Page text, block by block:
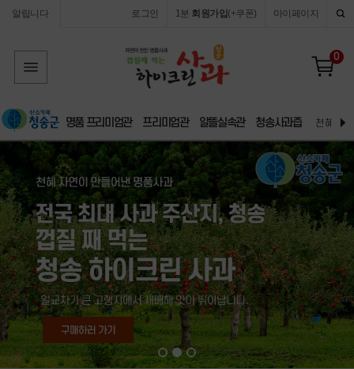
알립니다 마이페이지
1분 회원가입 (+쿠폰)
로그인
0
명품 프리미엄관 프리미엄관 알뜰실속관 청송사과즙 천혜 자